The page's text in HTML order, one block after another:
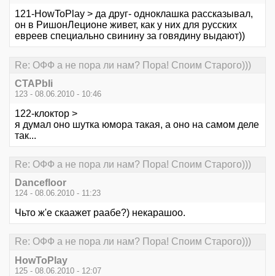
121-HowToPlay > да друг- одноклашка рассказывал,
он в РишонЛеционе живет, как у них для русских
евреев специально свинину за говядину выдают))
Re: ОФФ а не пора ли нам? Пора! Споим Старого)))
CTAPbIi
123 - 08.06.2010 - 10:46
122-клоктор >
я думал оно шутка юмора такая, а оно на самом деле
так...
Re: ОФФ а не пора ли нам? Пора! Споим Старого)))
Dancefloor
124 - 08.06.2010 - 11:23
Чьто ж'е скаажет раабе?) некарашоо.
Re: ОФФ а не пора ли нам? Пора! Споим Старого)))
HowToPlay
125 - 08.06.2010 - 12:07